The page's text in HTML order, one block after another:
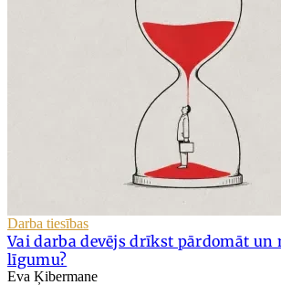
Darba tiesības
Vai darba devējs drīkst pārdomāt un
līgumu?
Eva Ķibermane